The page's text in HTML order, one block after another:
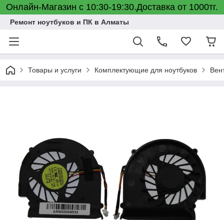
Онлайн-Магазин с 10:30-19:30.Доставка от 1000тг.
Ремонт ноутбуков и ПК в Алматы
Товары и услуги Комплектующие для ноутбуков